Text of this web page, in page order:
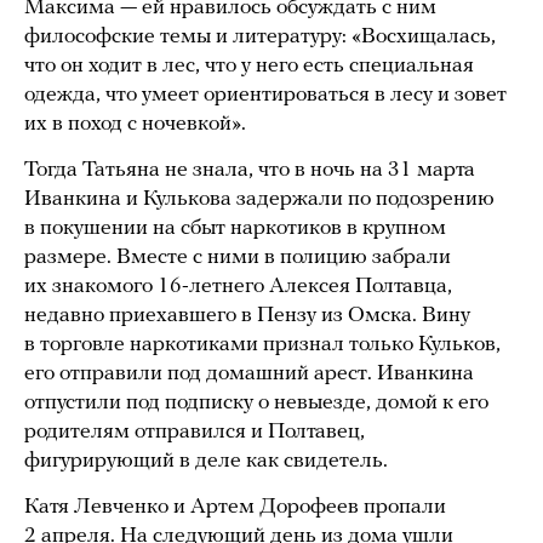
Максима — ей нравилось обсуждать с ним
философские темы и литературу: «Восхищалась,
что он ходит в лес, что у него есть специальная
одежда, что умеет ориентироваться в лесу и зовет
их в поход с ночевкой».
Тогда Татьяна не знала, что в ночь на 31 марта
Иванкина и Кулькова задержали по подозрению
в покушении на сбыт наркотиков в крупном
размере. Вместе с ними в полицию забрали
их знакомого 16-летнего Алексея Полтавца,
недавно приехавшего в Пензу из Омска. Вину
в торговле наркотиками признал только Кульков,
его отправили под домашний арест. Иванкина
отпустили под подписку о невыезде, домой к его
родителям отправился и Полтавец,
фигурирующий в деле как свидетель.
Катя Левченко и Артем Дорофеев пропали
2 апреля. На следующий день из дома ушли